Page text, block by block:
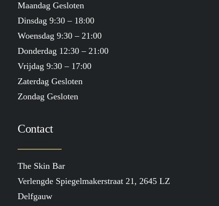
Maandag Gesloten
Dinsdag 9:30 – 18:00
Woensdag 9:30 – 21:00
Donderdag 12:30 – 21:00
Vrijdag 9:30 – 17:00
Zaterdag Gesloten
Zondag Gesloten
Contact
The Skin Bar
Verlengde Spiegelmakerstraat 21, 2645 LZ
Delfgauw